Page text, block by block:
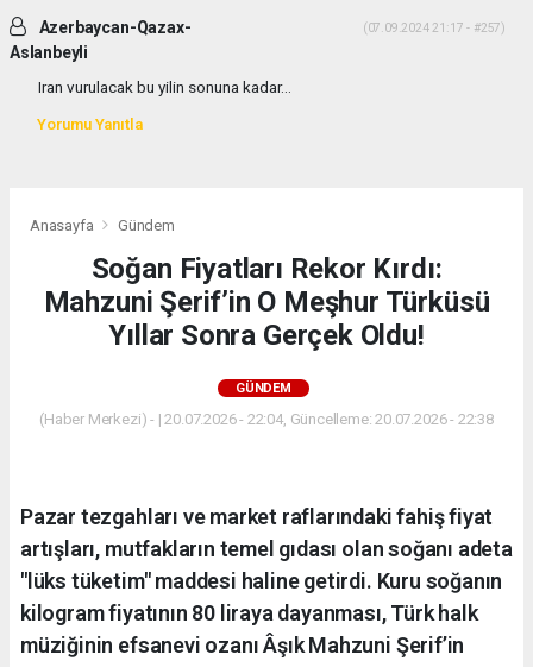
Azerbaycan-Qazax-
Aslanbeyli
(07.09.2024 21:17 - #257)
Iran vurulacak bu yilin sonuna kadar...
Yorumu Yanıtla
Anasayfa Gündem
Soğan Fiyatları Rekor Kırdı:
Mahzuni Şerif’in O Meşhur Türküsü
Yıllar Sonra Gerçek Oldu!
GÜNDEM
(Haber Merkezi) - | 20.07.2026 - 22:04, Güncelleme: 20.07.2026 - 22:38
Pazar tezgahları ve market raflarındaki fahiş fiyat
artışları, mutfakların temel gıdası olan soğanı adeta
"lüks tüketim" maddesi haline getirdi. Kuru soğanın
kilogram fiyatının 80 liraya dayanması, Türk halk
müziğinin efsanevi ozanı Âşık Mahzuni Şerif’in